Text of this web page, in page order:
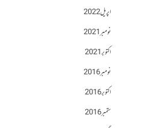
اپریل 2022
نومبر 2021
اکتوبر 2021
نومبر 2016
اکتوبر 2016
ستمبر 2016